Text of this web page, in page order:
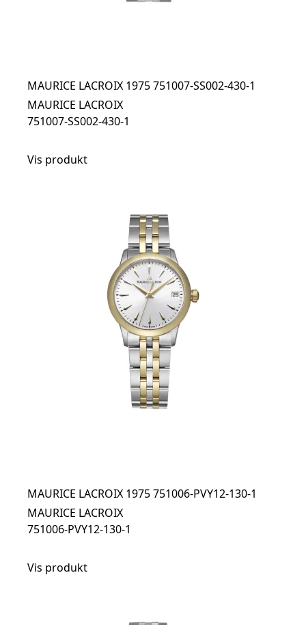
MAURICE LACROIX 1975 751007-SS002-430-1
MAURICE LACROIX
751007-SS002-430-1
Vis produkt
MAURICE LACROIX 1975 751006-PVY12-130-1
MAURICE LACROIX
751006-PVY12-130-1
Vis produkt